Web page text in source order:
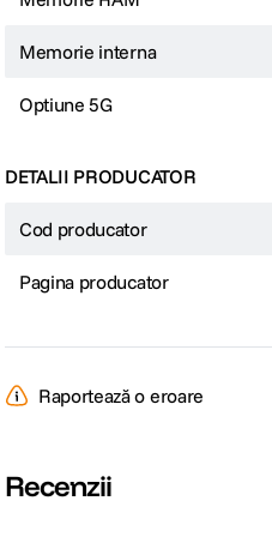
Memorie interna
Optiune 5G
DETALII PRODUCATOR
Cod producator
Pagina producator
Raportează o eroare
Recenzii